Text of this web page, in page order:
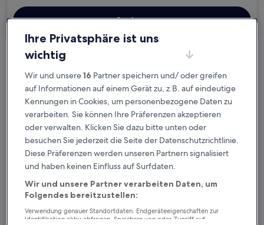
Suchen
Kostenlose Stornierung bei
Planänderungen
Verdiene Prämien für jede
wahrgenommene Übernachtung
Mehr sparen mit Preisen für Mitglieder
Überprüfe die Preise für diese Daten
Ihre Privatsphäre ist uns
wichtig
Wir und unsere16 Partner speichern und/ oder greifen
auf Informationen auf einem Gerät zu, z.B. auf eindeutige
Kennungen in Cookies, um personenbezogene Daten zu
verarbeiten. Sie können Ihre Präferenzen akzeptieren
oder verwalten. Klicken Sie dazu bitte unten oder
besuchen Sie jederzeit die Seite der Datenschutzrichtlinie.
Diese Präferenzen werden unseren Partnern signalisiert
und haben keinen Einfluss auf Surfdaten.
Wir und unsere Partner verarbeiten Daten, um
Folgendes bereitzustellen:
Verwendung genauer Standortdaten. Endgeräteeigenschaften zur
Identifikation aktiv abfragen. Speichern von oder Zugriff auf